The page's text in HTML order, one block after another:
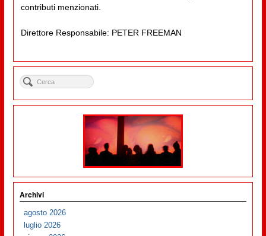
contributi menzionati.
Direttore Responsabile: PETER FREEMAN
Archivi
agosto 2026
luglio 2026